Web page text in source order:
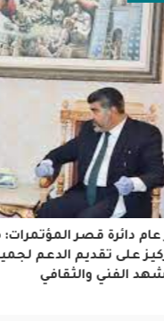
قصر المؤتمرات:
تقديم الدعم لجميع
والثقافي